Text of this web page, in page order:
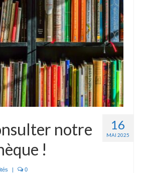
16
MAI 2025
notre
!
| 0